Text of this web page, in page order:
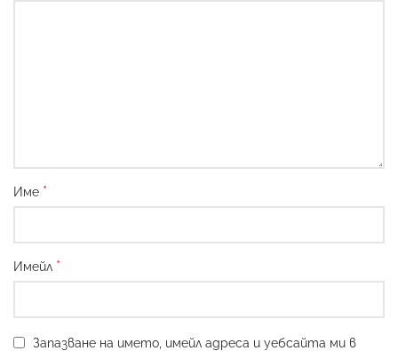
Име *
Имейл *
Запазване на името, имейл адреса и уебсайта ми в